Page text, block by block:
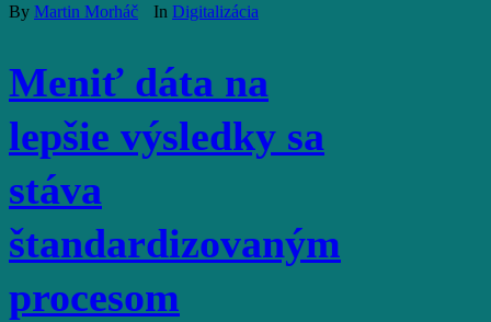
By Martin Morháč In Digitalizácia
Meniť dáta na
lepšie výsledky sa
stáva
štandardizovaným
procesom